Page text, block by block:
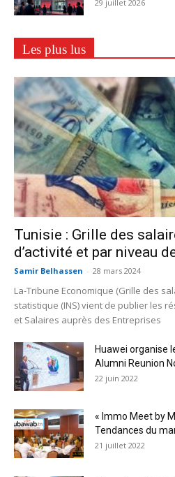
29 juillet 2026
Les plus lus
Tunisie : Grille des
d’activité et par niveau
Samir Belhassen - 28 mars 2024
La-Tribune Economique (Grille des
statistique (INS) vient de publier les
et Salaires auprès des Entreprises
Huawei organise
Alumni Reunion
22 juin 2022
« Immo Meet by
Tendances du
21 juillet 2022